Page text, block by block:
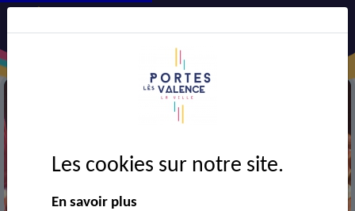
Les cookies sur notre site.
En savoir plus